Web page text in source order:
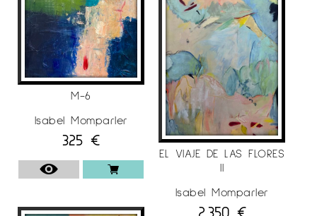
M-6
Isabel Momparler
325 €
EL VIAJE DE LAS FLORES
II
Isabel Momparler
2.350 €